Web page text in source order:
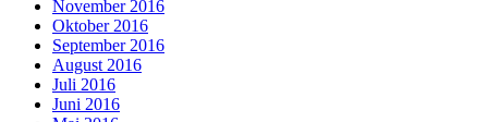
November 2016
Oktober 2016
September 2016
August 2016
Juli 2016
Juni 2016